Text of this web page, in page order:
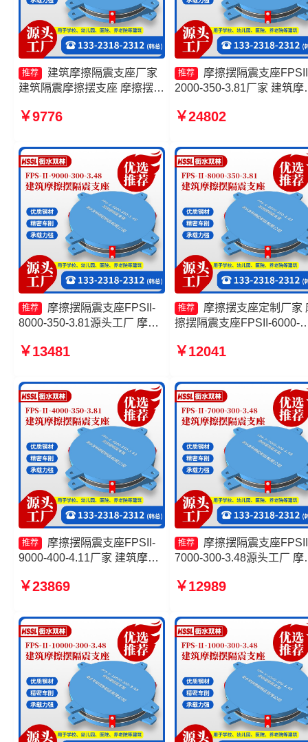
推荐
建筑摩擦隔震支座厂家
建筑隔震摩擦摆支座 摩擦摆隔
源头工厂 摩擦摆隔震支座
￥9776
推荐
摩擦摆隔震支座
2000-350-3.81厂家 建筑摩
II-15000生产厂家 摩擦摆式
￥24802
推荐
摩擦摆隔震支座FPSII-
8000-350-3.81源头工厂 摩擦
FPSII-7000-300-3.48源头工
5000-300-3.48
￥13481
推荐
摩擦摆支座定制厂家
擦摆隔震支座FPSII-6000-
支座生产厂家 摩擦摆隔震
￥12041
推荐
摩擦摆隔震支座FPSII-
9000-400-4.11厂家 建筑摩擦
FPSII-6000-350-3.81生产厂
￥23869
推荐
摩擦摆隔震支座
7000-300-3.48源头工厂 摩
震支座FPSII-8000-350-
厂家
￥12989